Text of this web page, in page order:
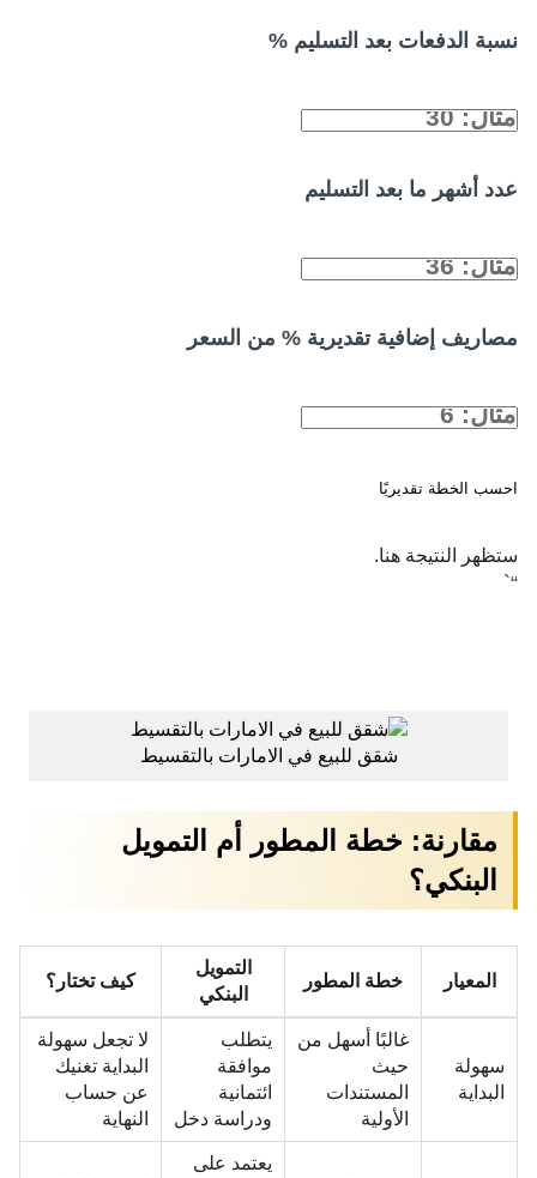
نسبة الدفعات بعد التسليم %
عدد أشهر ما بعد التسليم
مصاريف إضافية تقديرية % من السعر
احسب الخطة تقديريًا
ستظهر النتيجة هنا.
“`
شقق للبيع في الامارات بالتقسيط
مقارنة: خطة المطور أم التمويل
البنكي؟
المعيار خطة المطور
التمويل
البنكي
كيف تختار؟
سهولة
البداية
غالبًا أسهل من
حيث
المستندات
الأولية
يتطلب
موافقة
ائتمانية
ودراسة دخل
لا تجعل سهولة
البداية تغنيك
عن حساب
النهاية
يعتمد على